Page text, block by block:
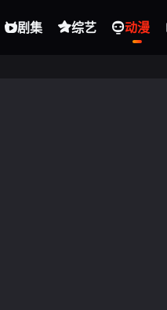
剧集 综艺 动漫